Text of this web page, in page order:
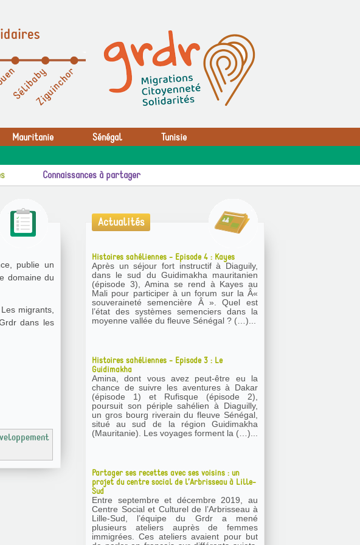
Mauritanie Sénégal Tunisie
Connaissances à partager
publie un
domaine du
migrants,
dans les
Actualités
Histoires sahéliennes - Episode 4 : Kayes
Après un séjour fort instructif à Diaguily,
dans le sud du Guidimakha mauritanien
(épisode 3), Amina se rend à Kayes au
Mali pour participer à un forum sur la Â«
souveraineté semencière Â ». Quel est
l’état des systèmes semenciers dans la
moyenne vallée du fleuve Sénégal ? (…)...
Histoires sahéliennes - Episode 3 : Le
Guidimakha
Amina, dont vous avez peut-être eu la
chance de suivre les aventures à Dakar
(épisode 1) et Rufisque (épisode 2),
poursuit son périple sahélien à Diaguilly,
un gros bourg riverain du fleuve Sénégal,
situé au sud de la région Guidimakha
(Mauritanie). Les voyages forment la (…)...
Partager ses recettes avec ses voisins : un
projet du centre social de l’Arbrisseau à Lille-
Sud
Entre septembre et décembre 2019, au
Centre Social et Culturel de l’Arbrisseau à
Lille-Sud, l’équipe du Grdr a mené
plusieurs ateliers auprès de femmes
immigrées. Ces ateliers avaient pour but